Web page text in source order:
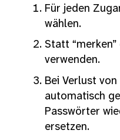
Für jeden
wählen.
Statt
verwenden.
Bei Verlust
automatisch
Passwörter
ersetzen.